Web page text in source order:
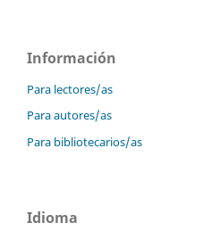
Información
Para lectores/as
Para autores/as
Para bibliotecarios/as
Idioma